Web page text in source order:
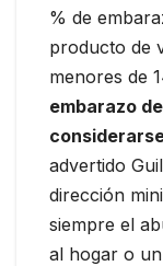
% de
producto de
menores de
embarazo
advertido
dirección
siempre el
al hogar o